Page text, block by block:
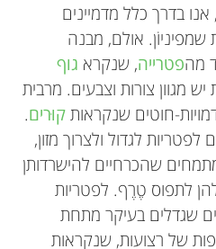
בדרך כלל מדמיינים
שמפיניוֹן. אולם, מבנה
מהפטרייה, שנקרא גוף
מגוון צורות וצבעים. מרבית
חוטים שנקראותקוּרים.
לגדול ולצרוך מזון,
שהכרחיים להישרדותן
לתפוס טֶרֶף. לפטריות
שגדלים בעיקר מתחת
של רצועות, שנקראות